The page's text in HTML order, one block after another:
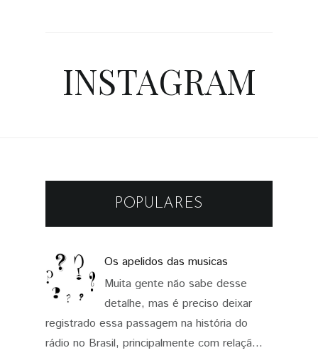
INSTAGRAM
POPULARES
Os apelidos das musicas
Muita gente não sabe desse
detalhe, mas é preciso deixar
registrado essa passagem na história do
rádio no Brasil, principalmente com relaçã...